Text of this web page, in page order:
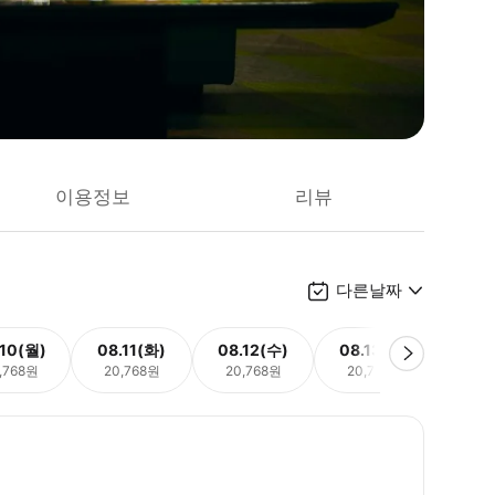
이용정보 리뷰
다른날짜
월)
원
08.11(화)
20,768원
08.12(수)
20,768원
08.13(목)
20,768원